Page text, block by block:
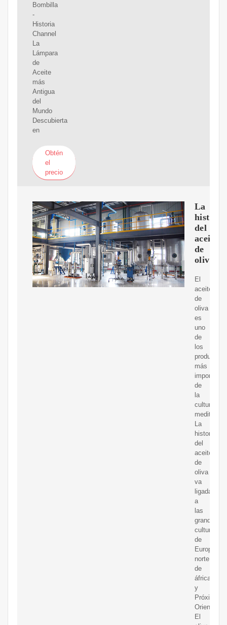
Bombilla
-
Historia
Channel
La
Lámpara
de
Aceite
más
Antigua
del
Mundo
Descubierta
en
Obtén
el
precio
La
historia
del
aceite
de
oliva
El
aceite
de
oliva
es
uno
de
los
productos
más
de
la
cultura
La
historia
del
aceite
de
oliva
va
ligada
a
las
grandes
culturas
de
Europa,
norte
de
áfrica
y
Próximo
Oriente.
El